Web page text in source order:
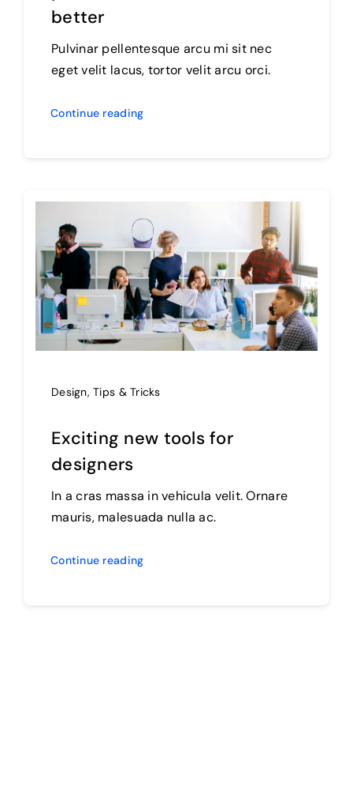
better
Pulvinar pellentesque arcu mi sit nec
eget velit lacus, tortor velit arcu orci.
Continue reading
Design,Tips & Tricks
Exciting new tools for
designers
In a cras massa in vehicula velit. Ornare
mauris, malesuada nulla ac.
Continue reading